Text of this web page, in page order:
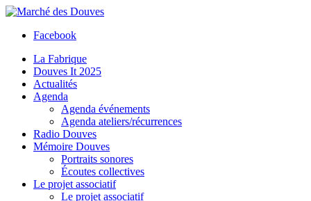
Facebook
La Fabrique
Douves It 2025
Actualités
Agenda
Agenda événements
Agenda ateliers/récurrences
Radio Douves
Mémoire Douves
Portraits sonores
Écoutes collectives
Le projet associatif
Le projet associatif